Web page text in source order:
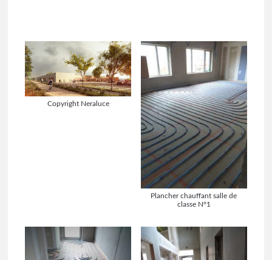
Copyright Neraluce
Plancher chauffant salle de
classe N°1